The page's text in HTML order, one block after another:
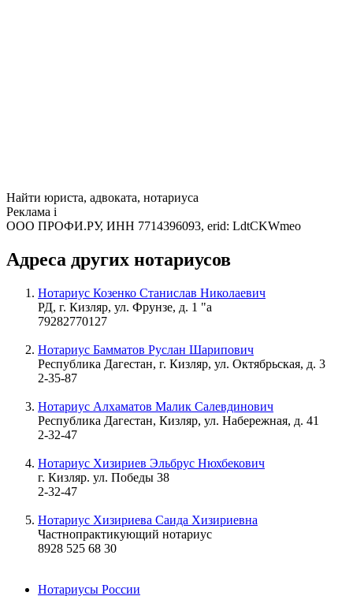
Найти юриста, адвоката, нотариуса
Реклама i
ООО ПРОФИ.РУ, ИНН 7714396093, erid: LdtCKWmeo
Адреса других нотариусов
Нотариус Козенко Станислав Николаевич
РД, г. Кизляр, ул. Фрунзе, д. 1 "а
79282770127
Нотариус Бамматов Руслан Шарипович
Республика Дагестан, г. Кизляр, ул. Октябрьская, д. 3
2-35-87
Нотариус Алхаматов Малик Салевдинович
Республика Дагестан, Кизляр, ул. Набережная, д. 41
2-32-47
Нотариус Хизириев Эльбрус Нюхбекович
г. Кизляр. ул. Победы 38
2-32-47
Нотариус Хизириева Саида Хизириевна
Частнопрактикующий нотариус
8928 525 68 30
Нотариусы России